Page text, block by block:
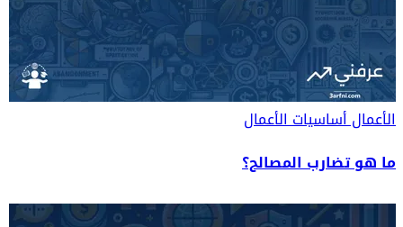
الأعمالأساسيات الأعمال
ما هو تضارب المصالح؟